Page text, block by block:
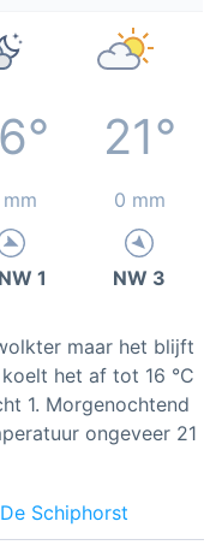
21°
0 mm
1 NW 3
maar het blijft
het af tot 16 °C
1. Morgenochtend
ongeveer 21
Schiphorst